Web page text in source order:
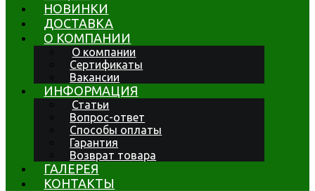
НОВИНКИ
ДОСТАВКА
О КОМПАНИИ
О компании
Сертификаты
Вакансии
ИНФОРМАЦИЯ
Статьи
Вопрос-ответ
Способы оплаты
Гарантия
Возврат товара
ГАЛЕРЕЯ
КОНТАКТЫ